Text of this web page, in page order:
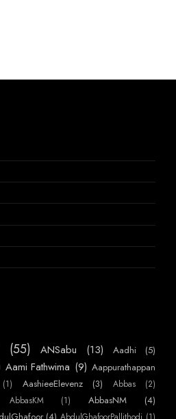
ചേട്ടനും
(55) ANSabu (13) Aadhi
(5)
Aami Fathwima (9) Aappurathappan
(1) AashieeElevenz (3) Abbas (2)
AbbasKM (1) AbbasNM (4)
(4)